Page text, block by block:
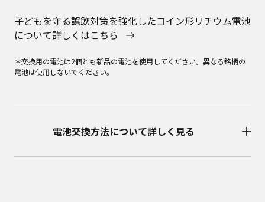
子どもを守る誤飲対策を強化したコイン形リチウム電池
について詳しくはこちら
＊交換用の電池は2個とも新品の電池を使用してください。異なる銘柄の
電池は使用しないでください。
電池交換方法について詳しく見る